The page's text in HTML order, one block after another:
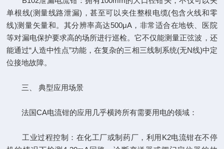
单根线(测量线路泄漏)，甚至可以夹住整根电缆(包含火线和零
线)测量矢量和。其分辨率高达500μA，非常适合在地铁、医院
等对漏电保护要求高的场所进行巡检。它不仅能测量正弦波，还
能通过“人造中性点”功能，在复杂的三相三线制系统(无N线)中定
位接地故障。
三、 典型应用场景
法国CA电流钳的应用几乎横跨所有需要用电的领域：
工业过程控制：在化工厂或制药厂，利用K2电流钳在不停